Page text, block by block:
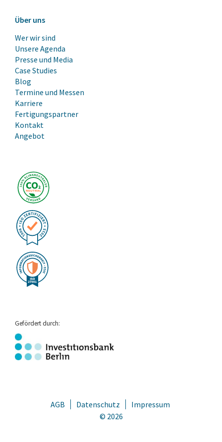
Über uns
Wer wir sind
Unsere Agenda
Presse und Media
Case Studies
Blog
Termine und Messen
Karriere
Fertigungspartner
Kontakt
Angebot
Gefördert durch:
AGB Datenschutz
Impressum
© 2026